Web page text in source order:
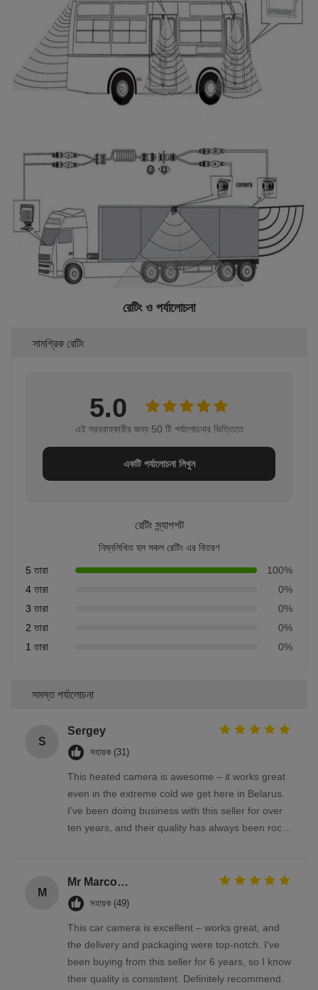
রেটিং ও পর্যালোচনা
সামগ্রিক রেটিং
5.0
এই সরবরাহকারীর জন্য 50 টি পর্যালোচনার ভিত্তিতে
একটি পর্যালোচনা লিখুন
রেটিং স্ন্যাপশট
নিম্নলিখিত হল সকল রেটিং এর বিতরণ
5 তারা
100%
4 তারা
0%
3 তারা
0%
2 তারা
0%
1 তারা
0%
সমস্ত পর্যালোচনা
S
Sergey
সহায়ক (31)
This heated camera is awesome – it works great
even in the extreme cold we get here in Belarus.
I’ve been doing business with this seller for over
ten years, and their quality has always been rock-
M
Mr Marco Facchin
সহায়ক (49)
This car camera is excellent – works great, and
the delivery and packaging were top-notch. I’ve
been buying from this seller for 6 years, so I know
their quality is consistent. Definitely recommend.